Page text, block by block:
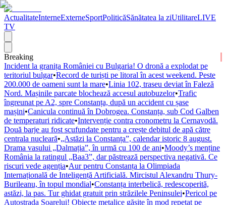
ActualitateInterneExterneSportPoliticăSănătatea la ziUtilitareLIVE
TV
Breaking
Incident la granița României cu Bulgaria! O dronă a explodat pe
teritoriul bulgar•Record de turiști pe litoral în acest weekend. Peste
200.000 de oameni sunt la mare•Linia 102, traseu deviat în Faleză
Nord. Mașinile parcate blochează accesul autobuzelor•Trafic
îngreunat pe A2, spre Constanța, după un accident cu șase
mașini•Canicula continuă în Dobrogea. Constanța, sub Cod Galben
de temperaturi ridicate•Intervenție contra cronometru la Cernavodă.
Două barje au fost scufundate pentru a crește debitul de apă către
centrala nucleară•„Astăzi la Constanța”, calendar istoric 8 august.
Drama vasului „Dalmația”, în urmă cu 100 de ani•Moody’s menține
România la ratingul „Baa3”, dar păstrează perspectiva negativă. Ce
riscuri vede agenția•Aur pentru Constanța la Olimpiada
Internațională de Inteligență Artificială. Mircistul Alexandru Thury-
Burileanu, în topul mondial•Constanța interbelică, redescoperită,
astăzi, la pas. Tur ghidat gratuit prin străzilele Peninsulei•Pericol pe
Autostrada Soarelui! Obiecte metalice găsite în mod repetat pe